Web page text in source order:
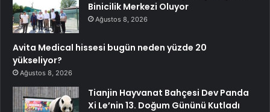
Binicilik Merkezi Oluyor
Ağustos 8, 2026
Avita Medical hissesi bugün neden yüzde 20
yükseliyor?
Ağustos 8, 2026
Tianjin Hayvanat Bahçesi Dev Panda
Xi Le’nin 13. Doğum Gününü Kutladı